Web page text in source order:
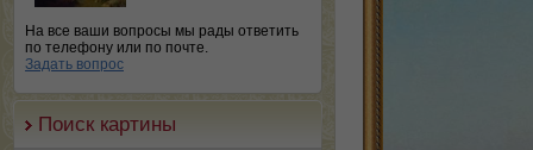
На все ваши вопросы мы рады ответить
по телефону или по почте.
Задать вопрос
Поиск картины